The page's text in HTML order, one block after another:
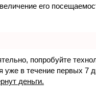
его
попробуйте
в течение первых 7
деньги.